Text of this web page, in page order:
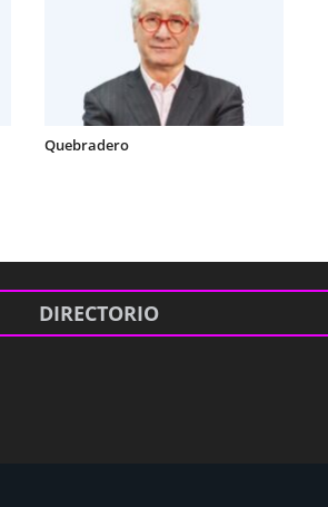
Quebradero
DIRECTORIO